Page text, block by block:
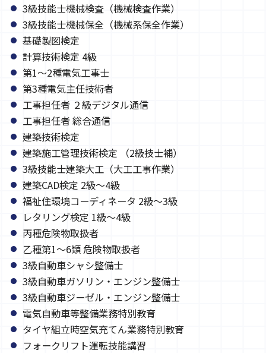
3級技能士機械検査（機械検査作業）
3級技能士機械保全（機械系保全作業）
基礎製図検定
計算技術検定 4級
第1～2種電気工事士
第3種電気主任技術者
工事担任者 ２級デジタル通信
工事担任者 総合通信
建築技術検定
建築施工管理技術検定 （2級技士補）
3級技能士建築大工（大工工事作業）
建築CAD検定 2級～4級
福祉住環境コーディネータ 2級～3級
レタリング検定 1級～4級
丙種危険物取扱者
乙種第1～6類 危険物取扱者
3級自動車シャシ整備士
3級自動車ガソリン・エンジン整備士
3級自動車ジーゼル・エンジン整備士
電気自動車等整備業務特別教育
タイヤ組立時空気充てん業務特別教育
フォークリフト運転技能講習